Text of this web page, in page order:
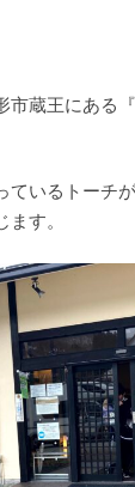
市蔵王にある
ているトーチ
す。